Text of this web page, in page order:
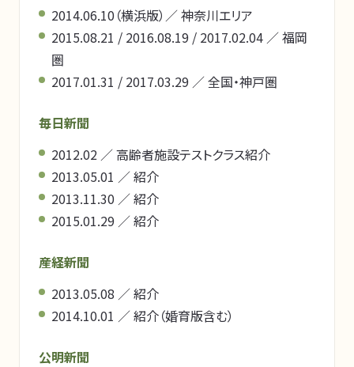
2014.06.10（横浜版）／ 神奈川エリア
2015.08.21 / 2016.08.19 / 2017.02.04 ／ 福岡
圏
2017.01.31 / 2017.03.29 ／ 全国・神戸圏
毎日新聞
2012.02 ／ 高齢者施設テストクラス紹介
2013.05.01 ／ 紹介
2013.11.30 ／ 紹介
2015.01.29 ／ 紹介
産経新聞
2013.05.08 ／ 紹介
2014.10.01 ／ 紹介（婚育版含む）
公明新聞